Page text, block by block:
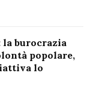
la burocrazia
popolare,
lo